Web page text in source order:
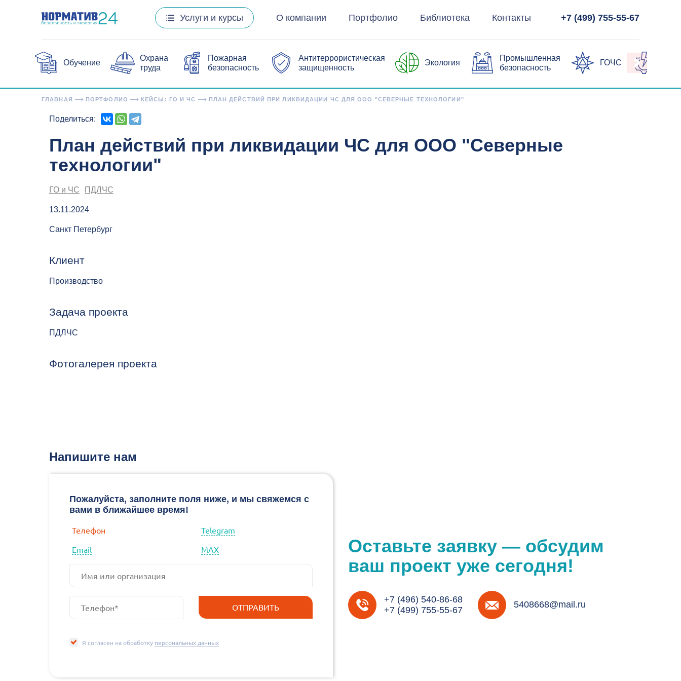
Услуги и курсы О компании Портфолио Библиотека Контакты +7 (499) 755-55-67
Обучение
Охрана
труда
Пожарная
безопасность
Антитеррористическая
защищенность
Экология
Промышленная
безопасность
ГОЧС
ГЛАВНАЯ ПОРТФОЛИО КЕЙСЫ: ГО И ЧС ПЛАН ДЕЙСТВИЙ ПРИ ЛИКВИДАЦИИ ЧС ДЛЯ ООО "СЕВЕРНЫЕ ТЕХНОЛОГИИ"
Поделиться:
План действий при ликвидации ЧС для ООО "Северные
технологии"
ГО и ЧС ПДЛЧС
13.11.2024
Санкт Петербург
Клиент
Производство
Задача проекта
ПДЛЧС
Фотогалерея проекта
Напишите нам
Пожалуйста, заполните поля ниже, и мы свяжемся с
вами в ближайшее время!
Телефон
Telegram
Email
МАХ
Я согласен на обработку персональных данных
Оставьте заявку — обсудим
ваш проект уже сегодня!
+7 (496) 540-86-68
+7 (499) 755-55-67
5408668@mail.ru